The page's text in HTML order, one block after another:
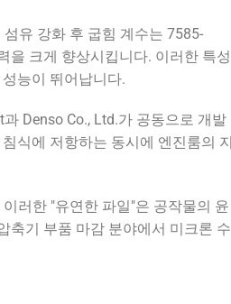
유 강화 후 굽힘 계수는 7585-
을 크게 향상시킵니다. 이러한 특성
능이 뛰어납니다.
Denso Co., Ltd.가 공동으로 개발
식에 저항하는 동시에 엔진룸의 지
러한 "유연한 파일"은 공작물의 윤
축기 부품 마감 분야에서 미크론 수